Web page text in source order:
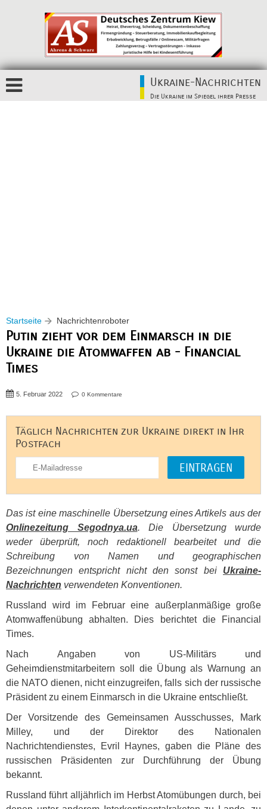
Ukraine-Nachrichten
Die Ukraine im Spiegel ihrer Presse
Startseite Nachrichtenroboter
Putin zieht vor dem Einmarsch in die
Ukraine die Atomwaffen ab - Financial
Times
5. Februar 2022 0 Kommentare
Täglich Nachrichten zur Ukraine direkt in Ihr
Postfach
Das ist eine maschinelle Übersetzung eines Artikels aus der
Onlinezeitung Segodnya.ua. Die Übersetzung wurde
weder überprüft, noch redaktionell bearbeitet und die
Schreibung von Namen und geographischen
Bezeichnungen entspricht nicht den sonst bei Ukraine-
Nachrichten verwendeten Konventionen.
Russland wird im Februar eine außerplanmäßige große
Atomwaffenübung abhalten. Dies berichtet die Financial
Times.
Nach Angaben von US-Militärs und
Geheimdienstmitarbeitern soll die Übung als Warnung an
die NATO dienen, nicht einzugreifen, falls sich der russische
Präsident zu einem Einmarsch in die Ukraine entschließt.
Der Vorsitzende des Gemeinsamen Ausschusses, Mark
Milley, und der Direktor des Nationalen
Nachrichtendienstes, Evril Haynes, gaben die Pläne des
russischen Präsidenten zur Durchführung der Übung
bekannt.
Russland führt alljährlich im Herbst Atomübungen durch, bei